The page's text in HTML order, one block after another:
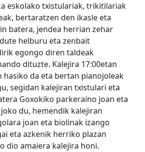
eskolako txistulariak, trikitilariak
bertaratzen den ikasle eta
batera, jendea herrian zehar
helburu eta zenbait
egongo diren taldeak
dituzte. Kalejira 17:00etan
hasiko da eta bertan pianojoleak
segidan kalejiran txistulari eta
Goxokiko parkeraino joan eta
du, hemendik kalejiran
joan eta biolinak izango
eta azkenik herriko plazan
dio amaiera kalejira honi.